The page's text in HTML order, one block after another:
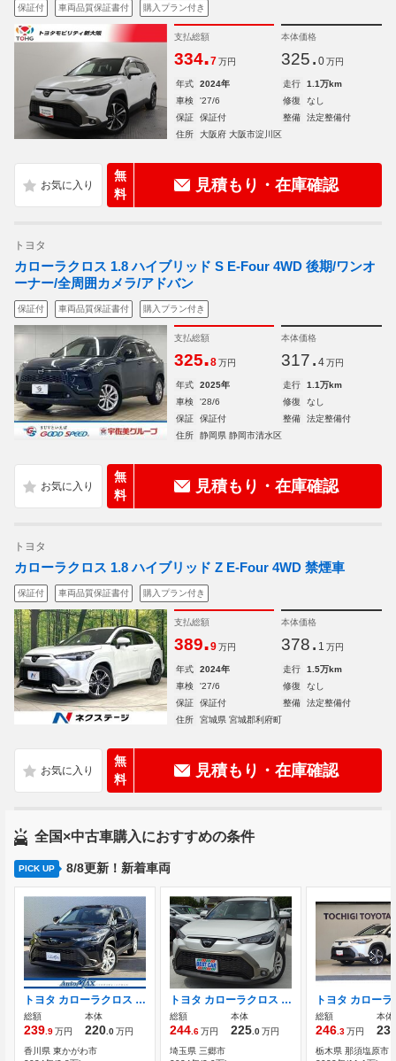
保証付 車両品質保証書付 購入プラン付き
支払総額
334.7 万円
本体価格
325. 0 万円
年式 2024年 走行
1.1万km
車検
'27/6 修復
なし
保証
保証付 整備
法定整備付
住所
大阪府 大阪市淀川区
無
料
見積もり・在庫確認
トヨタ
カローラクロス 1.8 ハイブリッド S E-Four 4WD 後期/ワンオ
ーナー/全周囲カメラ/アドバン
保証付 車両品質保証書付 購入プラン付き
支払総額
325.8 万円
本体価格
317. 4 万円
年式 2025年 走行
1.1万km
車検
'28/6 修復
なし
保証
保証付 整備
法定整備付
住所
静岡県 静岡市清水区
無
料
見積もり・在庫確認
トヨタ
カローラクロス 1.8 ハイブリッド Z E-Four 4WD 禁煙車
保証付 車両品質保証書付 購入プラン付き
支払総額
389.9 万円
本体価格
378. 1 万円
年式 2024年 走行
1.5万km
車検
'27/6 修復
なし
保証
保証付 整備
法定整備付
住所
宮城県 宮城郡利府町
無
料
見積もり・在庫確認
全国×中古車購入におすすめの条件
PICK UP 8/8更新！新着車両
トヨタ カローラクロス 2.0 G ・純正DAナビ・TV・Bluetooth
総額
239 .9万円
本体
220 .0万円
香川県 東かがわ市
トヨタ カローラクロス 1.8 ハイブリッド S トヨタセーフティセンス
総額
244 .6万円
本体
225 .0万円
埼玉県 三郷市
総額
246 .3万円
本体
栃木県 那須塩原市